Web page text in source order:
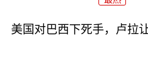
美国对巴西下死手，卢拉